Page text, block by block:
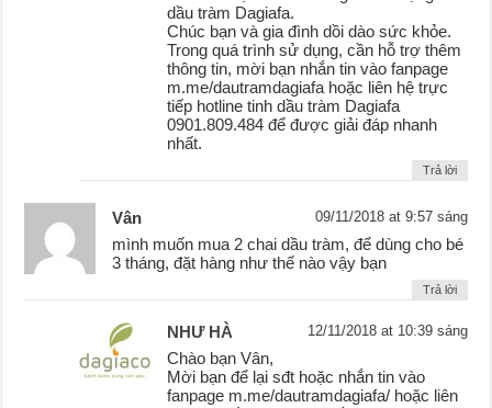
dầu tràm Dagiafa.
Chúc bạn và gia đình dồi dào sức khỏe.
Trong quá trình sử dụng, cần hỗ trợ thêm
thông tin, mời bạn nhắn tin vào fanpage
m.me/dautramdagiafa hoặc liên hệ trực
tiếp hotline tinh dầu tràm Dagiafa
0901.809.484 để được giải đáp nhanh
nhất.
Trả lời
Vân 09/11/2018 at 9:57 sáng
mình muốn mua 2 chai dầu tràm, để dùng cho bé
3 tháng, đặt hàng như thế nào vậy bạn
Trả lời
NHƯ HÀ 12/11/2018 at 10:39 sáng
Chào bạn Vân,
Mời bạn để lại sđt hoặc nhắn tin vào
fanpage m.me/dautramdagiafa/ hoặc liên